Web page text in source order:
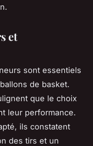
et
sont essentiels
de basket.
que le choix
leur performance.
ils constatent
des tirs et un